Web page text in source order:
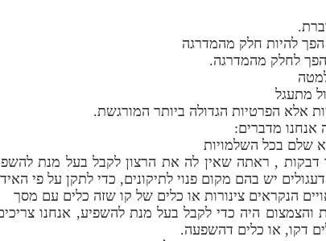
להיות חלק מהמדרגה
לחלק מהמדרגה.
מתעגל
אלא הפרטיות הגדולה ביותר המורגשת.
מדברים:
שלם בכל השלמויות
, ראתה שאין לה את הרצון לקבל בעל מנת
יש בהם מקום פנוי לתיקונים, כדי לתקן על פי
הנקראים צינורות או כלים של קו שזה כלים עם מסך
היה כדי לקבל בעל מנת להשפיע, אנחנו
דקו, או כלים דהשפעה.